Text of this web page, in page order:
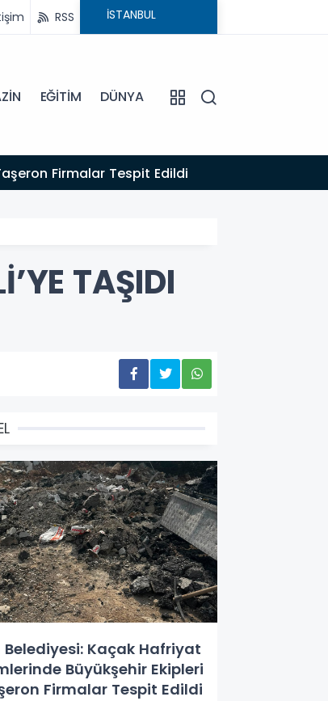
RSS
EĞİTİM DÜNYA
Firmalar Tespit Edildi
TAŞIDI
Belediyesi: Kaçak Hafriyat
Büyükşehir Ekipleri
Firmalar Tespit Edildi